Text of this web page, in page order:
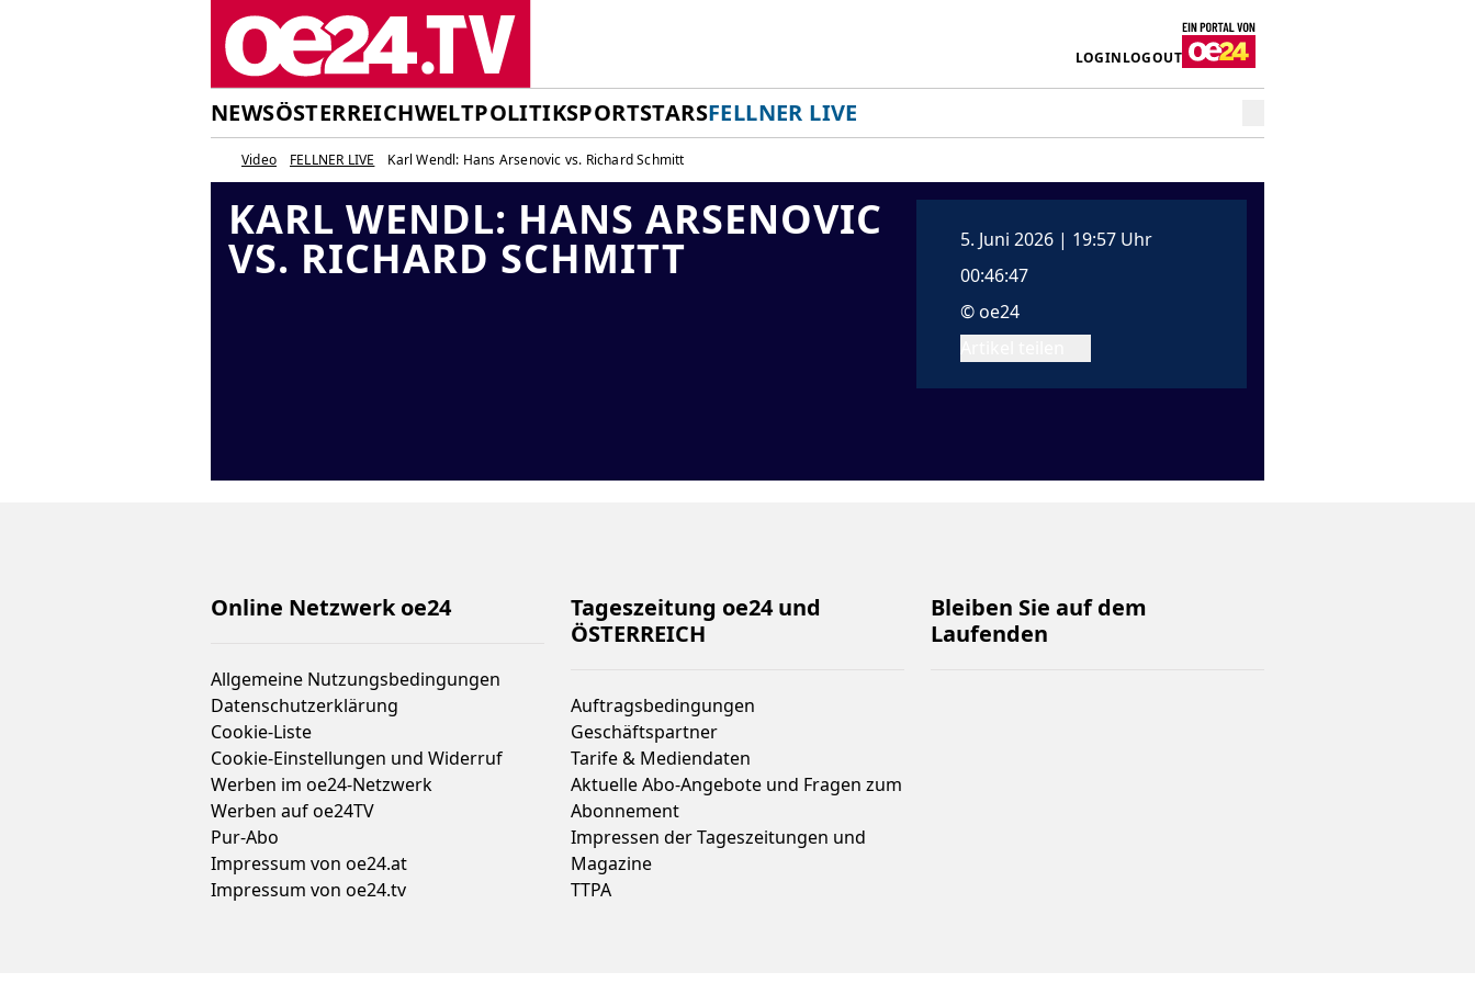
LOGINLOGOUT
NEWSÖSTERREICHWELTPOLITIKSPORTSTARSFELLNER LIVE
Video FELLNER LIVE Karl Wendl: Hans Arsenovic vs. Richard Schmitt
KARL WENDL: HANS ARSENOVIC
VS. RICHARD SCHMITT
5. Juni 2026 | 19:57 Uhr
00:46:47
© oe24
Online Netzwerk oe24
Allgemeine Nutzungsbedingungen
Datenschutzerklärung
Cookie-Liste
Cookie-Einstellungen und Widerruf
Werben im oe24-Netzwerk
Werben auf oe24TV
Pur-Abo
Impressum von oe24.at
Impressum von oe24.tv
Tageszeitung oe24 und
ÖSTERREICH
Auftragsbedingungen
Geschäftspartner
Tarife & Mediendaten
Aktuelle Abo-Angebote und Fragen zum
Abonnement
Impressen der Tageszeitungen und
Magazine
TTPA
Bleiben Sie auf dem
Laufenden